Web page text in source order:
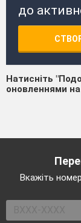
до
Натисніть
оновленнями
Вкажіть